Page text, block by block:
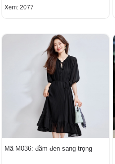
Xem: 2077
Mã M036: đầm đen sang trọng